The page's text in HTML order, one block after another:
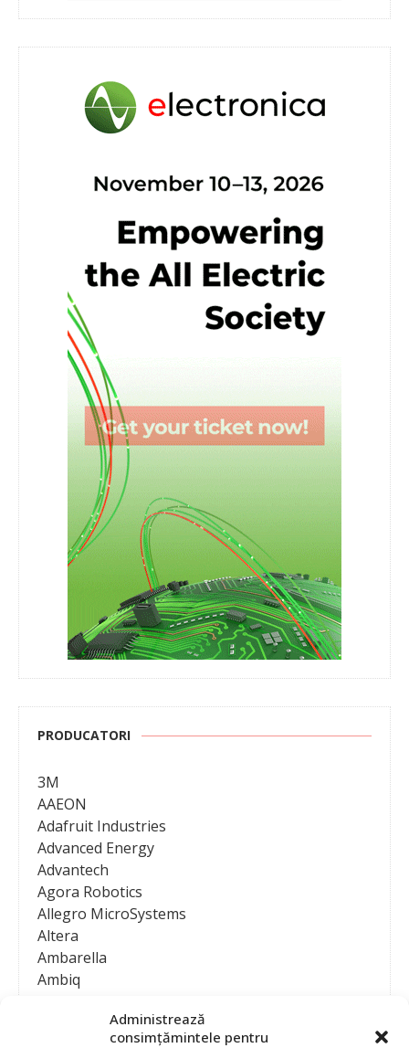
Administrează
consimțămintele pentru
PRODUCATORI
3M
AAEON
Adafruit Industries
Advanced Energy
Advantech
Agora Robotics
Allegro MicroSystems
Altera
Ambarella
Ambiq